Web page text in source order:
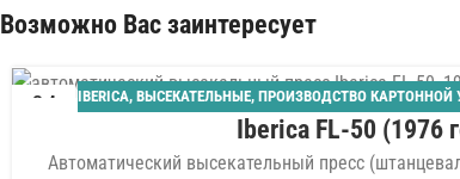
Возможно Вас заинтересует
04 IBERICA, ВЫСЕКАТЕЛЬНЫЕ, ПРОИЗВОДСТВО КАРТОННОЙ
Iberica FL-50 (1976
Автоматический высекательный пресс